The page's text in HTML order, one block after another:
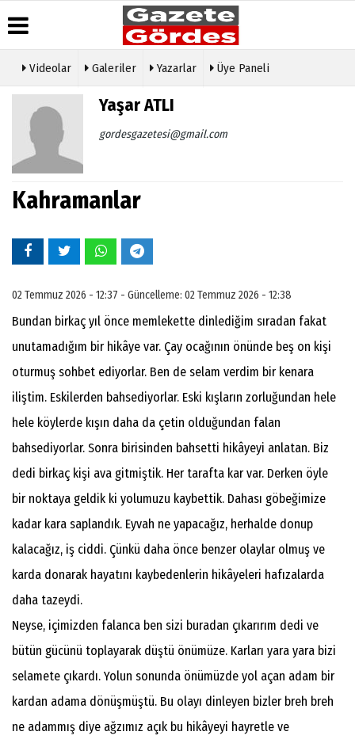
Üye Paneli
Haber
Arşivi
Gazete
Günün
Haberleri
Durumu
Gazete
Biyografiler
Video
Videolar Galeriler Yazarlar Üye Paneli
Yaşar ATLI
gordesgazetesi@gmail.com
Kahramanlar
02 Temmuz 2026 - 12:37 - Güncelleme: 02 Temmuz 2026 - 12:38
Bundan birkaç yıl önce memlekette dinlediğim sıradan fakat
unutamadığım bir hikâye var. Çay ocağının önünde beş on kişi
oturmuş sohbet ediyorlar. Ben de selam verdim bir kenara
iliştim. Eskilerden bahsediyorlar. Eski kışların zorluğundan hele
hele köylerde kışın daha da çetin olduğundan falan
bahsediyorlar. Sonra birisinden bahsetti hikâyeyi anlatan. Biz
dedi birkaç kişi ava gitmiştik. Her tarafta kar var. Derken öyle
bir noktaya geldik ki yolumuzu kaybettik. Dahası göbeğimize
kadar kara saplandık. Eyvah ne yapacağız, herhalde donup
kalacağız, iş ciddi. Çünkü daha önce benzer olaylar olmuş ve
karda donarak hayatını kaybedenlerin hikâyeleri hafızalarda
daha tazeydi.
Neyse, içimizden falanca ben sizi buradan çıkarırım dedi ve
bütün gücünü toplayarak düştü önümüze. Karları yara yara bizi
selamete çıkardı. Yolun sonunda önümüzde yol açan adam bir
kardan adama dönüşmüştü. Bu olayı dinleyen bizler breh breh
ne adammış diye ağzımız açık bu hikâyeyi hayretle ve